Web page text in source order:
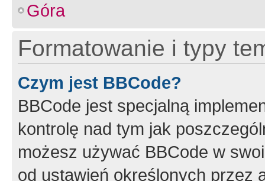
Góra
Formatowanie i typy
Czym jest BBCode?
BBCode jest specjalną
kontrolę nad tym jak
możesz używać BBCode w
od ustawień określonych przez